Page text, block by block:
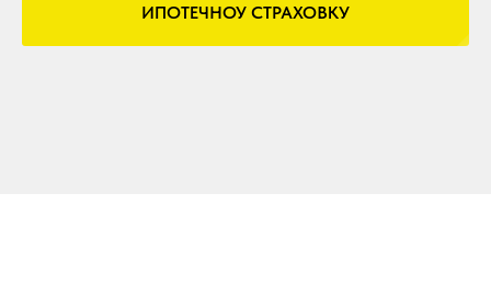
ИПОТЕЧНОУ СТРАХОВКУ